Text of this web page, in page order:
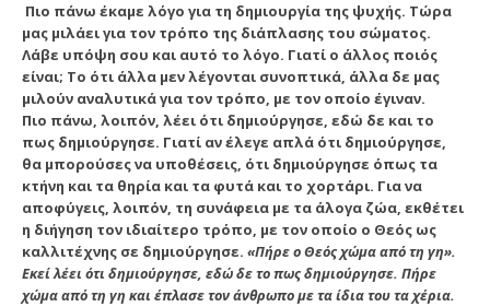
Πιο πάνω έκαμε λόγο για τη δημιουργία της ψυχής. Τώρα
μας μιλάει για τον τρόπο της διάπλασης του σώμα­τος.
Λάβε υπόψη σου και αυτό το λόγο. Γιατί ο άλλος ποιός
είναι; Το ότι άλλα μεν λέγονται συνοπτικά, άλλα δε μας
μιλούν αναλυτικά για τον τρόπο, με τον οποίο έγι­ναν.
Πιο πάνω, λοιπόν, λέει ότι δημιούργησε, εδώ δε και το
πως δημιούργησε. Γιατί αν έλεγε απλά ότι δη­μιούργησε,
θα μπορούσες να υποθέσεις, ότι δημιούργησε όπως τα
κτήνη και τα θηρία και τα φυτά και το χορτάρι. Για να
αποφύγεις, λοιπόν, τη συνάφεια με τα άλογα ζώα, εκθέτει
η διήγηση τον ιδιαίτερο τρόπο, με τον οποίο ο Θε­ός ως
καλλιτέχνης σε δημιούργησε. «Πήρε ο Θεός χώμα από τη γη».
Εκεί λέει ότι δημιούργησε, εδώ δε το πως δημιούργησε. Πήρε
χώμα από τη γη και έπλασε τον άν­θρωπο με τα ίδια του τα χέρια.